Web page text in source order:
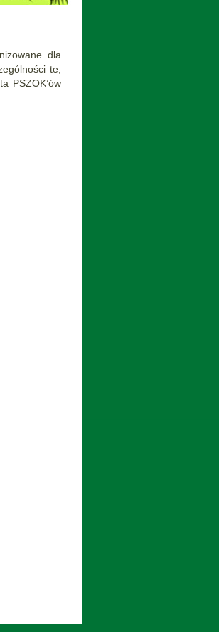
dla
te,
PSZOK’ów